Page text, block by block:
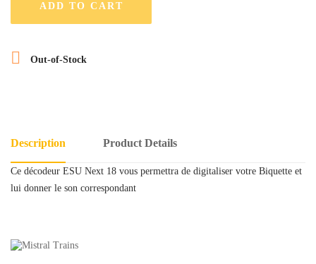
ADD TO CART
 Out-of-Stock
Description Product Details
Ce décodeur ESU Next 18 vous permettra de digitaliser votre Biquette et
lui donner le son correspondant